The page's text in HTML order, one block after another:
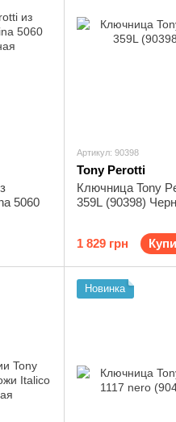
5060
Артикул: 90398
Tony Perotti
Ключница Tony
359L (90398)
1 829 грн
Новинка